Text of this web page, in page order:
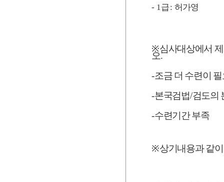
- 1급:허가영
※심사대상에서
오.
-조금 더 수련이
-본국검법/검도의
-수련기간 부족
※상기내용과 같